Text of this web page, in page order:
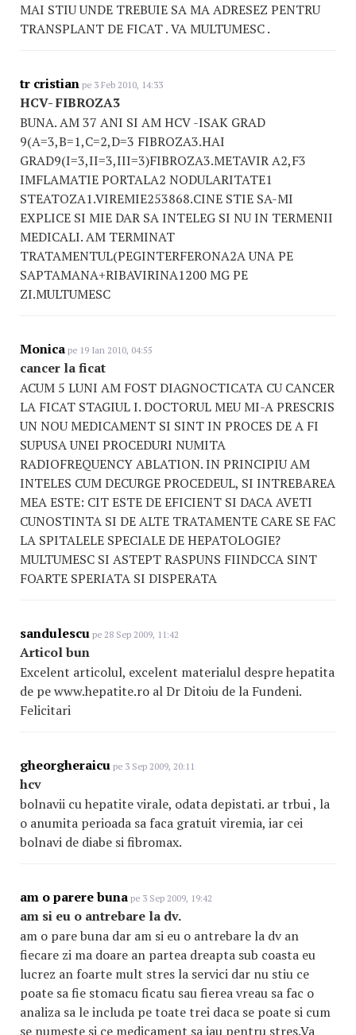
MAI STIU UNDE TREBUIE SA MA ADRESEZ PENTRU
TRANSPLANT DE FICAT . VA MULTUMESC .
tr cristian pe 3 Feb 2010, 14:33
HCV- FIBROZA3
BUNA. AM 37 ANI SI AM HCV -ISAK GRAD
9(A=3,B=1,C=2,D=3 FIBROZA3.HAI
GRAD9(I=3,II=3,III=3)FIBROZA3.METAVIR A2,F3
IMFLAMATIE PORTALA2 NODULARITATE1
STEATOZA1.VIREMIE253868.CINE STIE SA-MI
EXPLICE SI MIE DAR SA INTELEG SI NU IN TERMENII
MEDICALI. AM TERMINAT
TRATAMENTUL(PEGINTERFERONA2A UNA PE
SAPTAMANA+RIBAVIRINA1200 MG PE
ZI.MULTUMESC
Monica pe 19 Ian 2010, 04:55
cancer la ficat
ACUM 5 LUNI AM FOST DIAGNOCTICATA CU CANCER
LA FICAT STAGIUL I. DOCTORUL MEU MI-A PRESCRIS
UN NOU MEDICAMENT SI SINT IN PROCES DE A FI
SUPUSA UNEI PROCEDURI NUMITA
RADIOFREQUENCY ABLATION. IN PRINCIPIU AM
INTELES CUM DECURGE PROCEDEUL, SI INTREBAREA
MEA ESTE: CIT ESTE DE EFICIENT SI DACA AVETI
CUNOSTINTA SI DE ALTE TRATAMENTE CARE SE FAC
LA SPITALELE SPECIALE DE HEPATOLOGIE?
MULTUMESC SI ASTEPT RASPUNS FIINDCCA SINT
FOARTE SPERIATA SI DISPERATA
sandulescu pe 28 Sep 2009, 11:42
Articol bun
Excelent articolul, excelent materialul despre hepatita
de pe www.hepatite.ro al Dr Ditoiu de la Fundeni.
Felicitari
gheorgheraicu pe 3 Sep 2009, 20:11
hcv
bolnavii cu hepatite virale, odata depistati. ar trbui , la
o anumita perioada sa faca gratuit viremia, iar cei
bolnavi de diabe si fibromax.
am o parere buna pe 3 Sep 2009, 19:42
am si eu o antrebare la dv.
am o pare buna dar am si eu o antrebare la dv an
fiecare zi ma doare an partea dreapta sub coasta eu
lucrez an foarte mult stres la servici dar nu stiu ce
poate sa fie stomacu ficatu sau fierea vreau sa fac o
analiza sa le includa pe toate trei daca se poate si cum
se numeste si ce medicament sa iau pentru stres.Va